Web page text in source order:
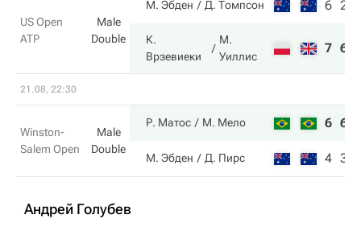
US Open
ATP
Male
Double
М. Эбден Д. Томпсон 6 2
К.
Врзевиеки
М.
Уиллис
7 6
21.08, 22:30
Winston-
Salem Open
Male
Double
Р. Матос М. Мело 6 6
М. Эбден Д. Пирс 4 3
Андрей Голубев